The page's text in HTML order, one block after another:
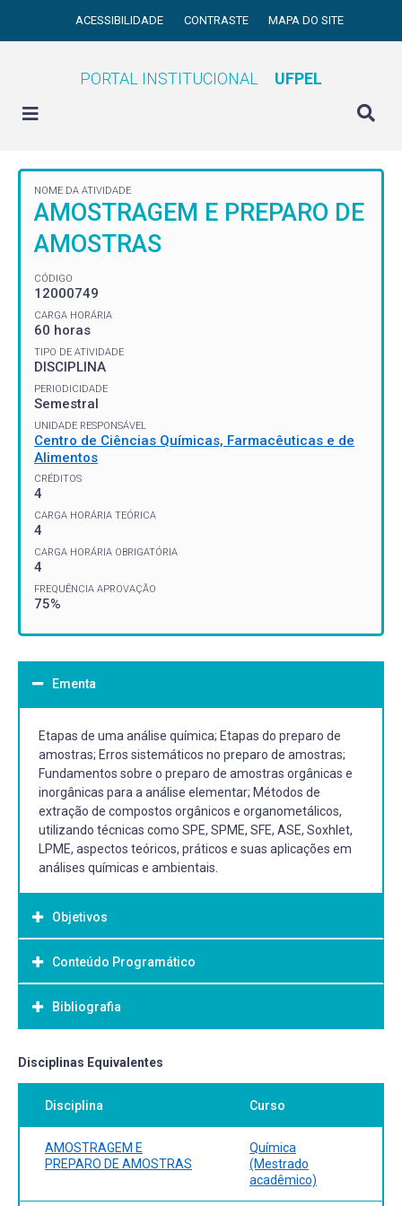
ACESSIBILIDADE CONTRASTE MAPA DO SITE
PORTAL INSTITUCIONAL UFPEL
NOME DA ATIVIDADE
AMOSTRAGEM E PREPARO DE
AMOSTRAS
CÓDIGO
12000749
CARGA HORÁRIA
60 horas
TIPO DE ATIVIDADE
DISCIPLINA
PERIODICIDADE
Semestral
UNIDADE RESPONSÁVEL
Centro de Ciências Químicas, Farmacêuticas e de
Alimentos
CRÉDITOS
4
CARGA HORÁRIA TEÓRICA
4
CARGA HORÁRIA OBRIGATÓRIA
4
FREQUÊNCIA APROVAÇÃO
75%
Ementa
Etapas de uma análise química; Etapas do preparo de
amostras; Erros sistemáticos no preparo de amostras;
Fundamentos sobre o preparo de amostras orgânicas e
inorgânicas para a análise elementar; Métodos de
extração de compostos orgânicos e organometálicos,
utilizando técnicas como SPE, SPME, SFE, ASE, Soxhlet,
LPME, aspectos teóricos, práticos e suas aplicações em
análises químicas e ambientais.
Objetivos
Objetivo Geral:
-
Conteúdo Programático
Bibliografia
Bibliografia Básica:
Techniques in Analytical Chemistry, New Jersey - John
Wiley & Sons, 2003.
F. J. KRUG, Métodos de Preparo de Amostras -
Fundamentos sobre o preparo de amostras orgânicas e
inorgânicas para a análise elementar. Piracicaba-SP, 2008.
R. ANDERSON, Sample Pretreatment and Separation.
Disciplinas Equivalentes
Disciplina Curso
AMOSTRAGEM E
PREPARO DE AMOSTRAS
Química
(Mestrado
acadêmico)